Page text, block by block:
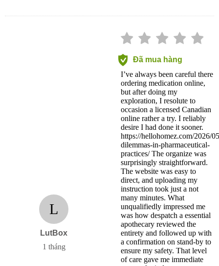
L
LutBox
1 tháng
Đã mua hàng
I’ve always been careful there
ordering medication online,
but after doing my
exploration, I resolute to
occasion a licensed Canadian
online rather a try. I reliably
desire I had done it sooner.
https://hellohomez.com/2026/
dilemmas-in-pharmaceutical-
practices/ The organize was
surprisingly straightforward.
The website was easy to
direct, and uploading my
instruction took just a not
many minutes. What
unqualifiedly impressed me
was how despatch a essential
apothecary reviewed the
entirety and followed up with
a confirmation on stand-by to
ensure my safety. That level
of care gave me immediate